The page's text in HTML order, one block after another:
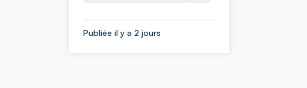
Publiée il y a 2 jours